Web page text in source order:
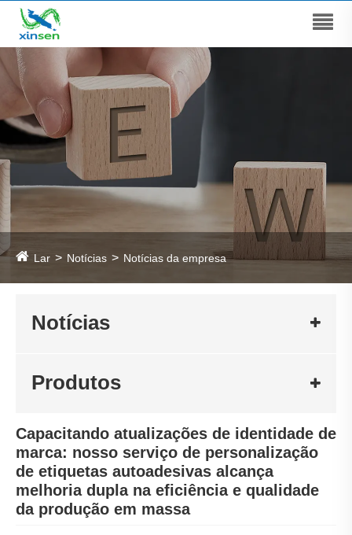
Lar Notícias Notícias da empresa
Notícias
Produtos
Capacitando atualizações de identidade de
marca: nosso serviço de personalização
de etiquetas autoadesivas alcança
melhoria dupla na eficiência e qualidade
da produção em massa